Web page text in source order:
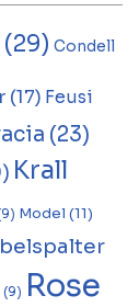
(29) Condell
(17) Feusi
(23)
Krall
Model (11)
(9) Rose